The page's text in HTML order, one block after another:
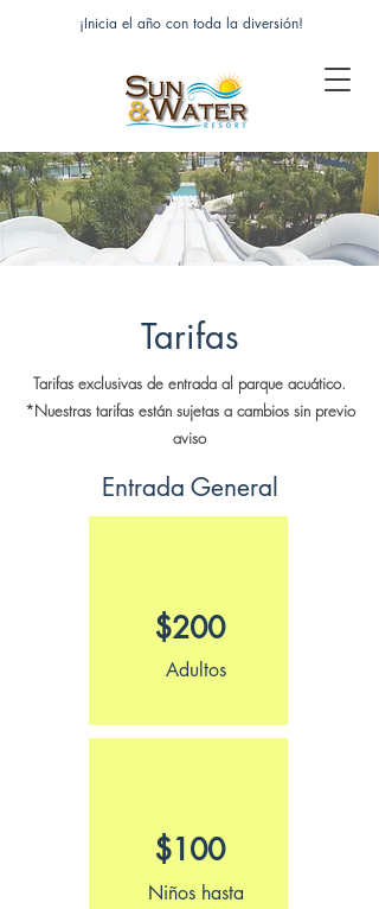
¡Inicia el año con toda la diversión!
Tarifas
Tarifas exclusivas de entrada al parque acuático.
*Nuestras tarifas están sujetas a cambios sin previo
aviso
Entrada General
$200
Adultos
$100
Niños hasta